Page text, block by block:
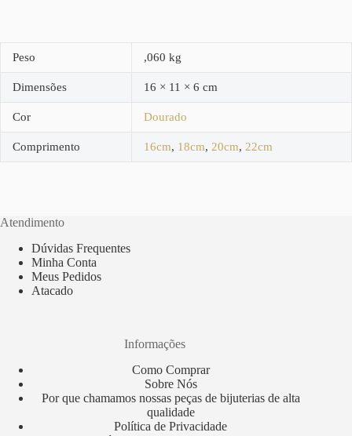
Peso ,060 kg
Dimensões 16 × 11 × 6 cm
Cor Dourado
Comprimento 16cm, 18cm, 20cm, 22cm
Atendimento
Dúvidas Frequentes
Minha Conta
Meus Pedidos
Atacado
Informações
Como Comprar
Sobre Nós
Por que chamamos nossas peças de bijuterias de alta
qualidade
Política de Privacidade